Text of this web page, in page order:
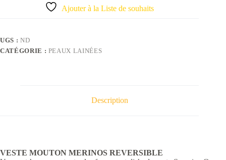
Ajouter à la Liste de souhaits
UGS : ND
CATÉGORIE : PEAUX LAINÉES
Description
VESTE MOUTON MERINOS REVERSIBLE